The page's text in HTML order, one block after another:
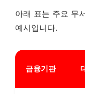
아래 표는 주요 무
예시입니다.
금융기관